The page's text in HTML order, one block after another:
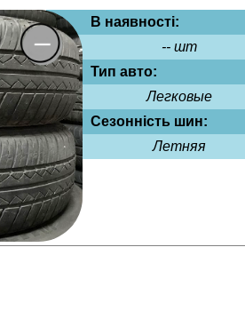
В наявності:
-- шт
Тип авто:
Легковые
Сезонність шин:
Летняя